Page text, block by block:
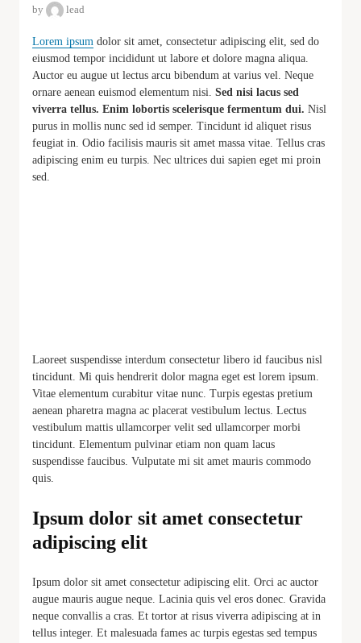
by
lead
Lorem ipsum dolor sit amet, consectetur adipiscing elit, sed do
eiusmod tempor incididunt ut labore et dolore magna aliqua.
Auctor eu augue ut lectus arcu bibendum at varius vel. Neque
ornare aenean euismod elementum nisi. Sed nisi lacus sed
viverra tellus. Enim lobortis scelerisque fermentum dui. Nisl
purus in mollis nunc sed id semper. Tincidunt id aliquet risus
feugiat in. Odio facilisis mauris sit amet massa vitae. Tellus cras
adipiscing enim eu turpis. Nec ultrices dui sapien eget mi proin
sed.
Laoreet suspendisse interdum consectetur libero id faucibus nisl
tincidunt. Mi quis hendrerit dolor magna eget est lorem ipsum.
Vitae elementum curabitur vitae nunc. Turpis egestas pretium
aenean pharetra magna ac placerat vestibulum lectus. Lectus
vestibulum mattis ullamcorper velit sed ullamcorper morbi
tincidunt. Elementum pulvinar etiam non quam lacus
suspendisse faucibus. Vulputate mi sit amet mauris commodo
quis.
Ipsum dolor sit amet consectetur
adipiscing elit
Ipsum dolor sit amet consectetur adipiscing elit. Orci ac auctor
augue mauris augue neque. Lacinia quis vel eros donec. Gravida
neque convallis a cras. Et tortor at risus viverra adipiscing at in
tellus integer. Et malesuada fames ac turpis egestas sed tempus